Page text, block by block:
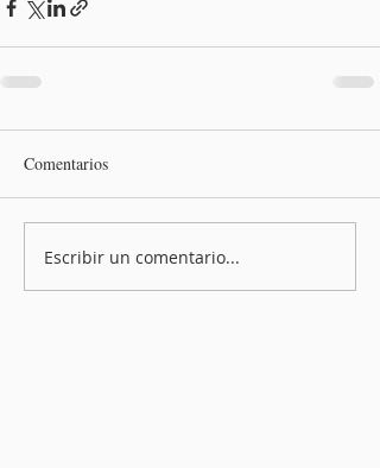
Comentarios
Escribir un comentario...